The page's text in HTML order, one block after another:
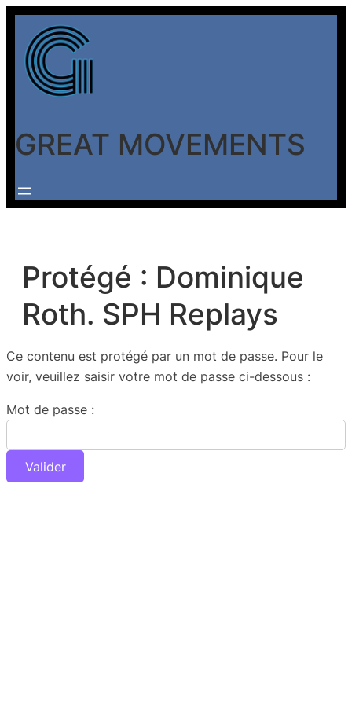
Aller
contenu
GREAT MOVEMENTS
Protégé : Dominique
Roth. SPH Replays
Ce contenu est protégé par un mot de passe. Pour le
voir, veuillez saisir votre mot de passe ci-dessous :
Mot de passe :